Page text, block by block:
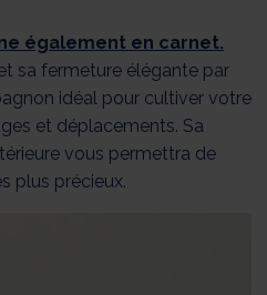
également en carnet.
sa fermeture élégante par
idéal pour cultiver votre
et déplacements. Sa
vous permettra de
plus précieux.